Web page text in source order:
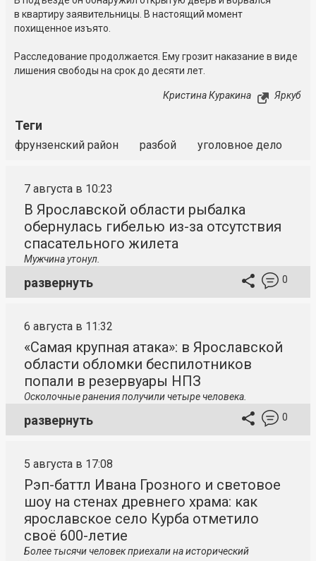
в квартиру заявительницы. В настоящий момент
похищенное изъято.
Расследование продолжается. Ему грозит наказание в виде
лишения свободы на срок до десяти лет.
Кристина Куракина Яркуб
Теги
фрунзенский район разбой уголовное дело
7 августа в 10:23
В Ярославской области рыбалка
обернулась гибелью из-за отсутствия
спасательного жилета
Мужчина утонул.
развернуть 0
6 августа в 11:32
«Самая крупная атака»: в Ярославской
области обломки беспилотников
попали в резервуары НПЗ
Осколочные ранения получили четыре человека.
развернуть 0
5 августа в 17:08
Рэп-баттл Ивана Грозного и световое
шоу на стенах древнего храма: как
ярославское село Курба отметило
своё 600-летие
Более тысячи человек приехали на исторический